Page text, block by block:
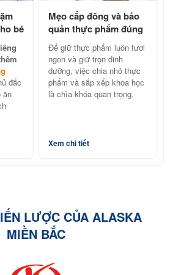
bé
đắc
ăn
Mẹo cấp đông và bảo
quản thực phẩm đúng
cách với tủ đông đứng
Alaska
Để giữ thực phẩm luôn tươi
ngon và giữ trọn dinh
dưỡng, việc chia nhỏ thực
phẩm và sắp xếp khoa học
là chìa khóa quan trọng.
Xem chi tiết
LƯỢC CỦA ALASKA
MIỀN BẮC